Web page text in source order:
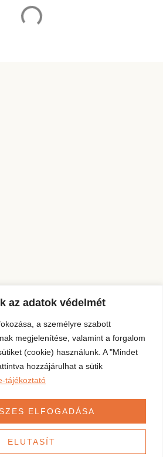
az adatok védelmét
a személyre szabott
megjelenítése, valamint a forgalom
(cookie) használunk. A "Mindet
hozzájárulhat a sütik
tájékoztató
ELUTASÍT
ELFOGADÁSA